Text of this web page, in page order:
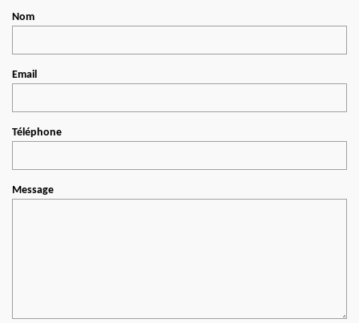
Nom
Email
Téléphone
Message